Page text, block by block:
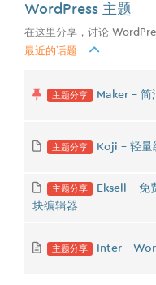
WordPress 主题
在这里分享，讨论
最近的话题
主题分享 Maker - 简
主题分享 Koji - 轻量
主题分享
Eksell - 免
块编辑器
主题分享 Inter -